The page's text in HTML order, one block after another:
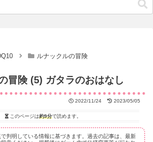
ルナックルの冒険
冒険 (5) ガタラのおはなし
2022/11/24 2023/05/05
このページは約9分で読めます。
判明している情報に基づきます。過去の記事は、最新